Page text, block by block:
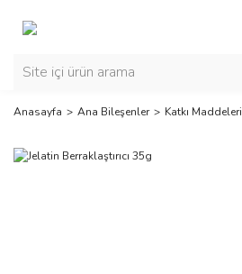
Anasayfa Ana Bileşenler Katkı Maddeleri